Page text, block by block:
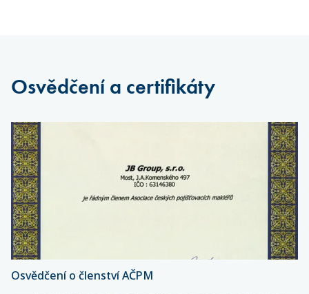
Osvědčení a certifikáty
Osvědčení o členství AČPM